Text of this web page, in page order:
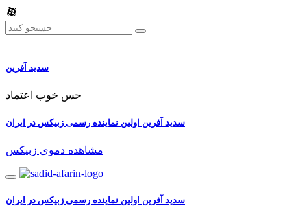
سدید آفرین
حس خوب اعتماد
سدید آفرین اولین نماینده رسمی زبیکس در ایران
مشاهده دموی زبیکس
سدید آفرین اولین نماینده رسمی زبیکس در ایران